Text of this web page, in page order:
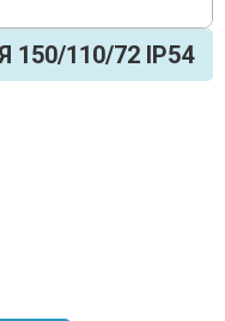
110/72 IP54